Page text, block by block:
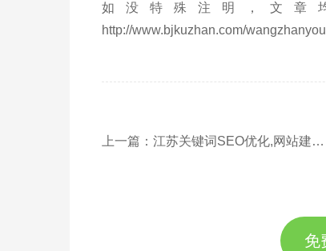
如没特殊注明，文章
http://www.bjkuzhan.com/
上一篇：江苏关键词SEO优化,网站建设,百度搜索引擎网站排名推广
免